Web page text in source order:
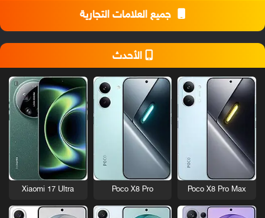
جميع العلامات التجارية
الأحدث
Poco X8 Pro Max
Poco X8 Pro
Xiaomi 17 Ultra